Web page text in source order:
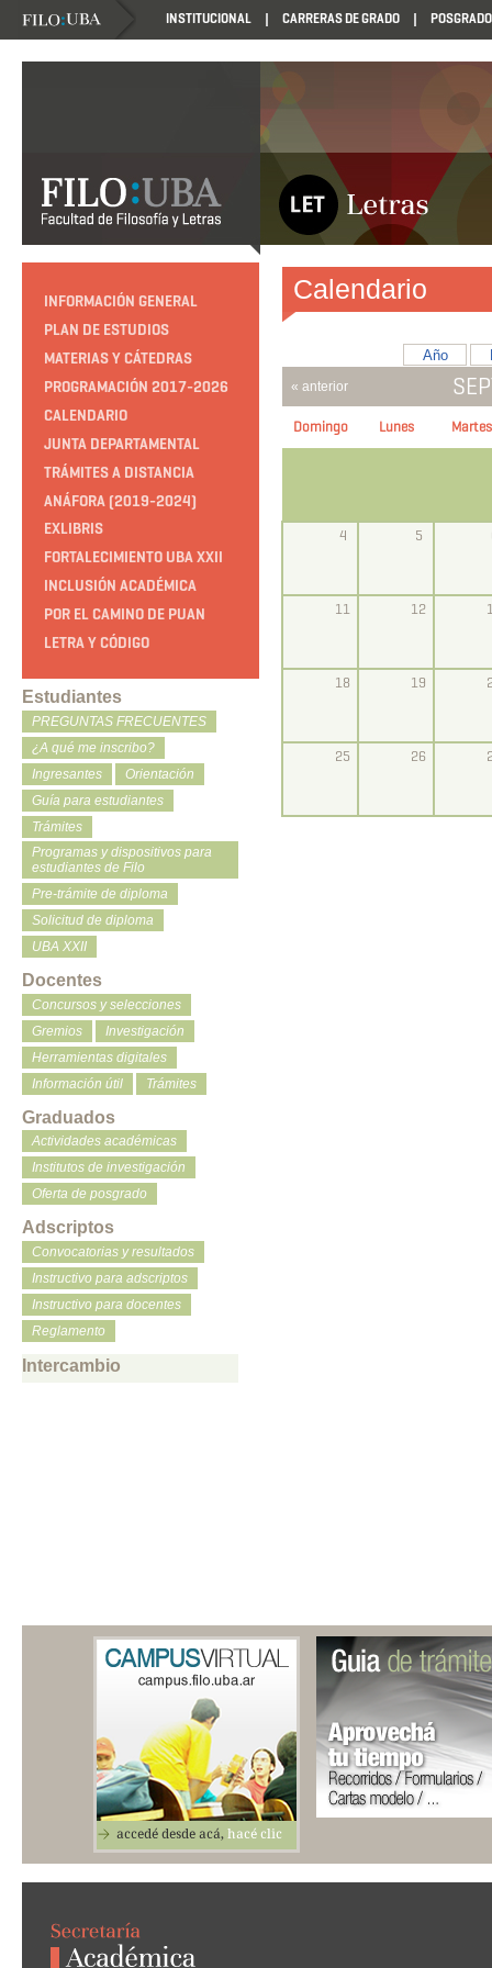
INSTITUCIONAL CARRERAS DE GRADO POSGRADO
INFORMACIÓN GENERAL
PLAN DE ESTUDIOS
MATERIAS Y CÁTEDRAS
PROGRAMACIÓN 2017-2026
CALENDARIO
JUNTA DEPARTAMENTAL
TRÁMITES A DISTANCIA
ANÁFORA (2019-2024)
EXLIBRIS
FORTALECIMIENTO UBA XXII
INCLUSIÓN ACADÉMICA
POR EL CAMINO DE PUAN
LETRA Y CÓDIGO
Estudiantes
PREGUNTAS FRECUENTES
¿A qué me inscribo?
Ingresantes
Orientación
Guía para estudiantes
Trámites
Programas y dispositivos para
estudiantes de Filo
Pre-trámite de diploma
Solicitud de diploma
UBA XXII
Docentes
Concursos y selecciones
Gremios
Investigación
Herramientas digitales
Información útil
Trámites
Graduados
Actividades académicas
Institutos de investigación
Oferta de posgrado
Adscriptos
Convocatorias y resultados
Instructivo para adscriptos
Instructivo para docentes
Reglamento
Intercambio
Calendario
Año
« anterior
Domingo Lunes Martes
4 5
11 12
18 19
25 26